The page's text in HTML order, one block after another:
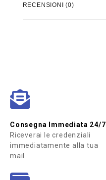
RECENSIONI (0)
Consegna Immediata 24/7
Riceverai le credenziali
immediatamente alla tua
mail